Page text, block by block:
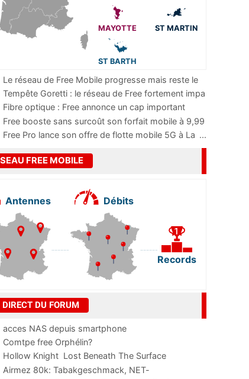
MAYOTTE ST MARTIN
ST BARTH
Le réseau de Free Mobile progresse mais reste le
m
...
Tempête Goretti : le réseau de Free fortement impa
Fibre optique : Free annonce un cap important
pass
...
Free booste sans surcoût son forfait mobile à 9,99
Free Pro lance son offre de flotte mobile 5G à La ...
FREE MOBILE
Antennes Débits
Records
DIRECT DU FORUM
acces NAS depuis smartphone
Comtpe free Orphélin?
Hollow Knight  Lost Beneath The Surface
Airmez 80k: Tabakgeschmack, NET-